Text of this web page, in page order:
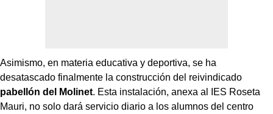
Asimismo, en materia educativa y deportiva, se ha
desatascado finalmente la construcción del reivindicado
pabellón del Molinet. Esta instalación, anexa al IES Roseta
Mauri, no solo dará servicio diario a los alumnos del centro